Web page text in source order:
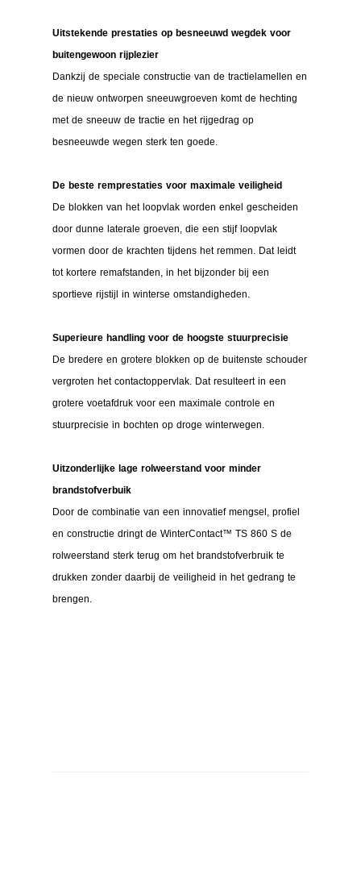
Uitstekende prestaties op besneeuwd wegdek voor
buitengewoon rijplezier
Dankzij de speciale constructie van de tractielamellen en
de nieuw ontworpen sneeuwgroeven komt de hechting
met de sneeuw de tractie en het rijgedrag op
besneeuwde wegen sterk ten goede.
De beste remprestaties voor maximale veiligheid
De blokken van het loopvlak worden enkel gescheiden
door dunne laterale groeven, die een stijf loopvlak
vormen door de krachten tijdens het remmen. Dat leidt
tot kortere remafstanden, in het bijzonder bij een
sportieve rijstijl in winterse omstandigheden.
Superieure handling voor de hoogste stuurprecisie
De bredere en grotere blokken op de buitenste schouder
vergroten het contactoppervlak. Dat resulteert in een
grotere voetafdruk voor een maximale controle en
stuurprecisie in bochten op droge winterwegen.
Uitzonderlijke lage rolweerstand voor minder
brandstofverbuik
Door de combinatie van een innovatief mengsel, profiel
en constructie dringt de WinterContact™ TS 860 S de
rolweerstand sterk terug om het brandstofverbruik te
drukken zonder daarbij de veiligheid in het gedrang te
brengen.